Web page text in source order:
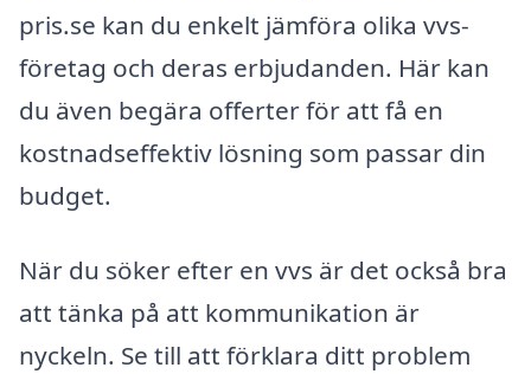
pris.se kan du enkelt jämföra olika vvs-
företag och deras erbjudanden. Här kan
du även begära offerter för att få en
kostnadseffektiv lösning som passar din
budget.
När du söker efter en vvs är det också bra
att tänka på att kommunikation är
nyckeln. Se till att förklara ditt problem